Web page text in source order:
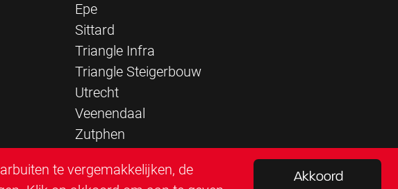
Epe
Sittard
Triangle Infra
Triangle Steigerbouw
Utrecht
Veenendaal
Zutphen
te vergemakkelijken, de
Akkoord